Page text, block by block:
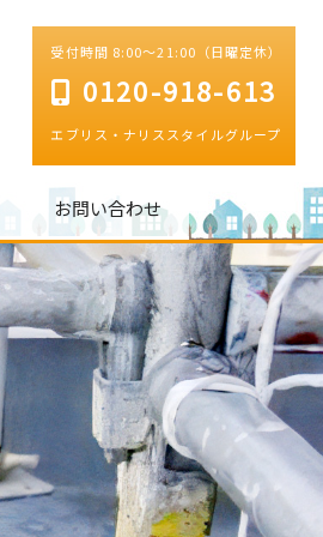
受付時間 8:00～21:00（日曜定休）
0120-918-613
エブリス・ナリススタイルグループ
お問い合わせ